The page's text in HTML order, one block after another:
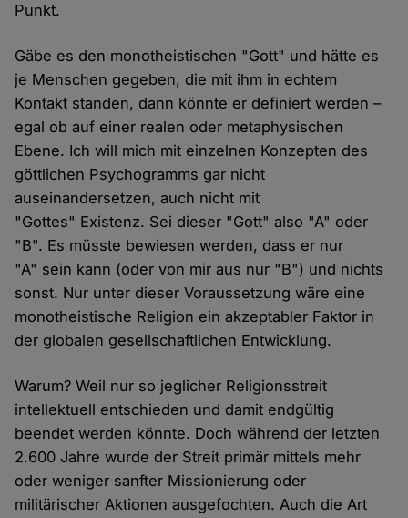
Punkt.
Gäbe es den monotheistischen "Gott" und hätte es
je Menschen gegeben, die mit ihm in echtem
Kontakt standen, dann könnte er definiert werden –
egal ob auf einer realen oder metaphysischen
Ebene. Ich will mich mit einzelnen Konzepten des
göttlichen Psychogramms gar nicht
auseinandersetzen, auch nicht mit
"Gottes" Existenz. Sei dieser "Gott" also "A" oder
"B". Es müsste bewiesen werden, dass er nur
"A" sein kann (oder von mir aus nur "B") und nichts
sonst. Nur unter dieser Voraussetzung wäre eine
monotheistische Religion ein akzeptabler Faktor in
der globalen gesellschaftlichen Entwicklung.
Warum? Weil nur so jeglicher Religionsstreit
intellektuell entschieden und damit endgültig
beendet werden könnte. Doch während der letzten
2.600 Jahre wurde der Streit primär mittels mehr
oder weniger sanfter Missionierung oder
militärischer Aktionen ausgefochten. Auch die Art